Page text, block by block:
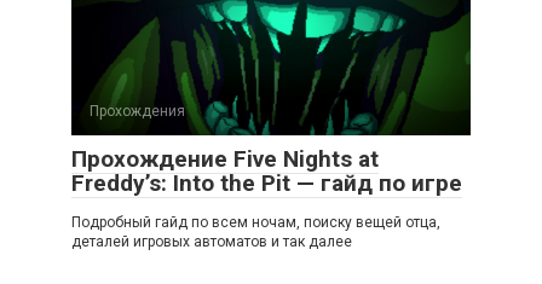
Прохождения
Прохождение Five Nights at
Freddy’s: Into the Pit — гайд по игре
Подробный гайд по всем ночам, поиску вещей отца,
деталей игровых автоматов и так далее